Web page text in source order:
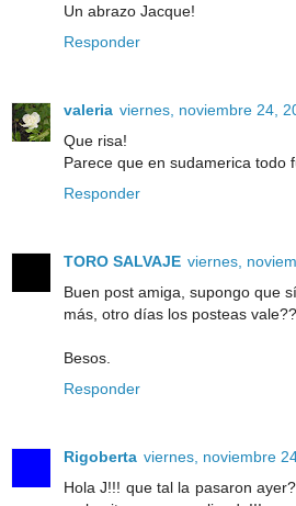
Un abrazo Jacque!
Responder
valeria viernes, noviembre 24,
Que risa!
Parece que en sudamerica todo
Responder
TORO SALVAJE viernes,
Buen post amiga, supongo que
más, otro días los posteas
Besos.
Responder
Rigoberta viernes, noviembre
Hola J!!! que tal la pasaron